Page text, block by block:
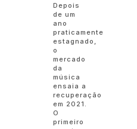
Depois
de um
ano
praticamente
estagnado,
o
mercado
da
música
ensaia a
recuperação
em 2021.
O
primeiro